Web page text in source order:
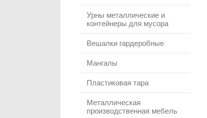
Урны металлические и
контейнеры для мусора
Вешалки гардеробные
Мангалы
Пластиковая тара
Металлическая
производственная мебель